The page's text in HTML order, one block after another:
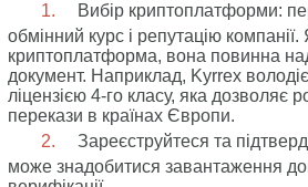
Вибір криптоплатформи:
обмінний курс і репутацію
криптоплатформа, вона повинна
документ. Наприклад, Kyrrex
ліцензією 4-го класу, яка дозволяє
перекази в країнах Європи.
Зареєструйтеся та
може знадобитися завантаження